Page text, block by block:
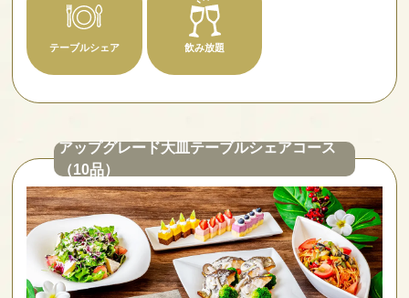
テーブルシェア 飲み放題
アップグレード大皿テーブルシェアコース
（10品）